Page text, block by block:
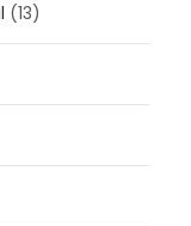
(13)